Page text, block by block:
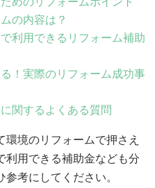
の内容は？
利用できるリフォーム補助
！実際のリフォーム成功事
関するよくある質問
環境のリフォームで押さえ
利用できる補助金なども分
考にしてください。